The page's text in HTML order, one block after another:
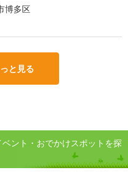
博多区
と見る
ント・おでかけスポットを探